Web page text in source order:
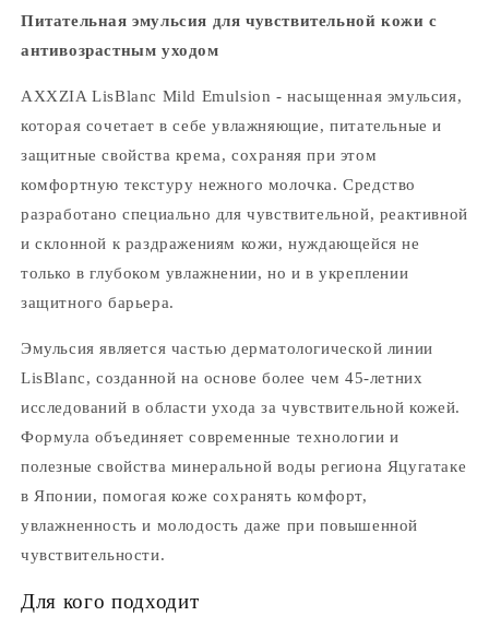
с
уходом
с
уходом
Питательная эмульсия для чувствительной кожи с
антивозрастным уходом
AXXZIA LisBlanc Mild Emulsion - насыщенная эмульсия,
которая сочетает в себе увлажняющие, питательные и
защитные свойства крема, сохраняя при этом
комфортную текстуру нежного молочка. Средство
разработано специально для чувствительной, реактивной
и склонной к раздражениям кожи, нуждающейся не
только в глубоком увлажнении, но и в укреплении
защитного барьера.
Эмульсия является частью дерматологической линии
LisBlanc, созданной на основе более чем 45-летних
исследований в области ухода за чувствительной кожей.
Формула объединяет современные технологии и
полезные свойства минеральной воды региона Яцугатаке
в Японии, помогая коже сохранять комфорт,
увлажненность и молодость даже при повышенной
чувствительности.
Для кого подходит